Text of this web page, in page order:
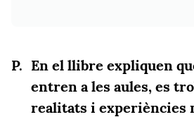
En el llibre expliquen
entren a les aules, es
realitats i experiències